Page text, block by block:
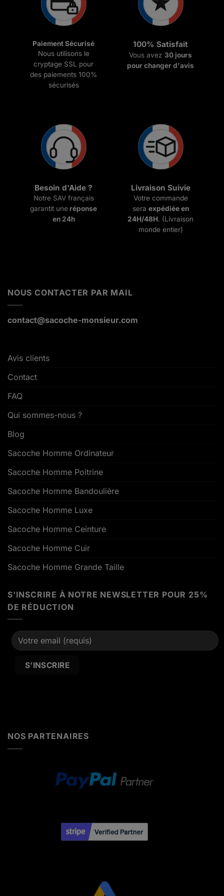
Paiement Sécurisé
Nous utilisons le
cryptage SSL pour
des paiements 100%
sécurisés
100% Satisfait
Vous avez 30 jours
pour changer d'avis
Besoin d'Aide ?
Notre SAV français
garantit une réponse
en 24h
Livraison Suivie
Votre commande
sera expédiée en
24H/48H. (Livraison
monde entier)
NOUS CONTACTER PAR MAIL
contact@sacoche-monsieur.com
Avis clients
Contact
FAQ
Qui sommes-nous ?
Blog
Sacoche Homme Ordinateur
Sacoche Homme Poitrine
Sacoche Homme Bandoulière
Sacoche Homme Luxe
Sacoche Homme Ceinture
Sacoche Homme Cuir
Sacoche Homme Grande Taille
S'INSCRIRE À NOTRE NEWSLETTER POUR 25%
DE RÉDUCTION
NOS PARTENAIRES